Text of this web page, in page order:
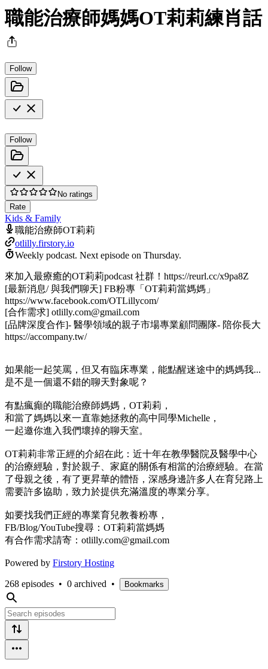
職能治療師媽媽OT莉莉練肖話
Follow
Follow
No ratings
Rate
Kids & Family
職能治療師OT莉莉
otlilly.firstory.io
Weekly podcast. Next episode on Thursday.
來加入最療癒的OT莉莉podcast 社群！https://reurl.cc/x9pa8Z
[最新消息/ 與我們聊天] FB粉專「OT莉莉當媽媽」
https://www.facebook.com/OTLillycom/
[合作需求] otlilly.com@gmail.com
[品牌深度合作]- 醫學領域的親子市場專業顧問團隊- 陪你長大
https://accompany.tw/
如果能一起笑罵，但又有臨床專業，能點醒迷途中的媽媽我...
是不是一個還不錯的聊天對象呢？
有點瘋癲的職能治療師媽媽，OT莉莉，
和當了媽媽以來一直靠她拯救的高中同學Michelle，
一起邀你進入我們壞掉的聊天室。
OT莉莉非常正經的介紹在此：近十年在教學醫院及醫學中心
的治療經驗，對於親子、家庭的關係有相當的治療經驗。在當
了母親之後，有了更昇華的體悟，深感身邊許多人在育兒路上
需要許多協助，致力於提供充滿溫度的專業分享。
如要找我們正經的專業育兒教養粉專，
FB/Blog/YouTube搜尋：OT莉莉當媽媽
有合作需求請寄：otlilly.com@gmail.com
Powered by Firstory Hosting
268 episodes • 0 archived • Bookmarks